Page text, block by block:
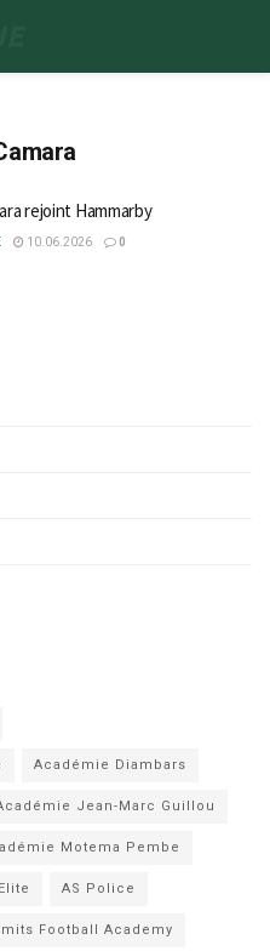
rejoint Hammarby
10.06.2026 0
Académie Diambars
Jean-Marc Guillou
Motema Pembe
AS Police
Football Academy